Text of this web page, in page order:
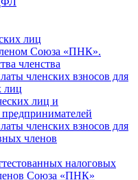
лиц
Союза «ПНК».
членства
членских взносов для
лиц
лиц и
членских взносов для
членов
налоговых
Союза «ПНК»